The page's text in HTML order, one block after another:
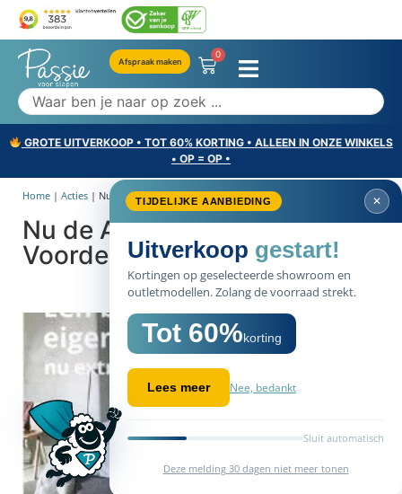
Afspraak maken
0
GROTE UITVERKOOP • TOT 60% KORTING • ALLEEN IN ONZE WINKELS
• OP = OP •
TIJDELIJKE AANBIEDING ✕
Uitverkoop gestart!
Kortingen op geselecteerde showroom en
outletmodellen. Zolang de voorraad strekt.
Tot 60%korting
Lees meer Nee, bedankt
Sluit automatisch
Deze melding 30 dagen niet meer tonen
Home | Acties | Nu de Auping Tone Extra...
Nu de Auping Tone Extra
Voordelig!